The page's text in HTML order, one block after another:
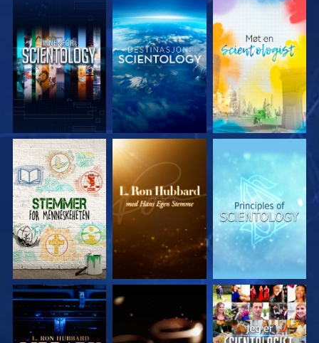
UTFORSK SERIEN UTFORSK SERIEN UTFORSK SERIEN
UTFORSK SERIEN UTFORSK SERIEN SE